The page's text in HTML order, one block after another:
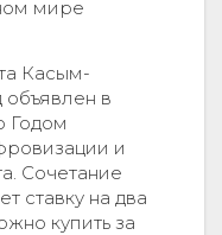
мире
Касым-
объявлен в
Годом
и
Сочетание
ставку на два
купить за